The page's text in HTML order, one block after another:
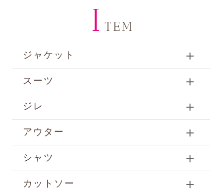
I TEM
ジャケット
スーツ
ジレ
アウター
シャツ
カットソー